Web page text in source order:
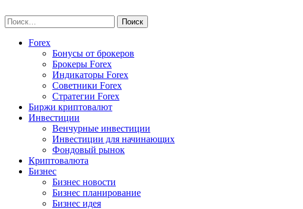
to
content
Найти:
Forex
Бонусы от брокеров
Брокеры Forex
Индикаторы Forex
Советники Forex
Стратегии Forex
Биржи криптовалют
Инвестиции
Венчурные инвестиции
Инвестиции для начинающих
Фондовый рынок
Криптовалюта
Бизнес
Бизнес новости
Бизнес планирование
Бизнес идея